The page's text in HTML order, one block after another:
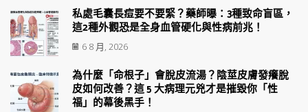
私處毛囊長痘要不要緊？藥師曝：3種致命盲區，
這2種外觀恐是全身血管硬化與性病前兆！
6 8 月, 2026
為什麼「命根子」會脫皮流湯？陰莖皮膚發癢脫
皮如何改善？這 5 大病理元兇才是摧毀你「性
福」的幕後黑手！